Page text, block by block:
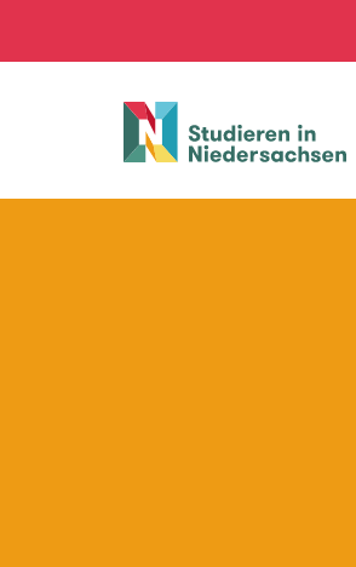
Studieren
in